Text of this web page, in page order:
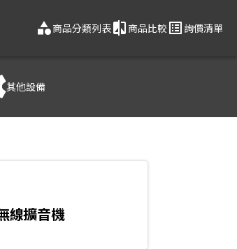
category商品分類列表compare商品比較 list_alt 詢價清單
其他設備
線擴音機